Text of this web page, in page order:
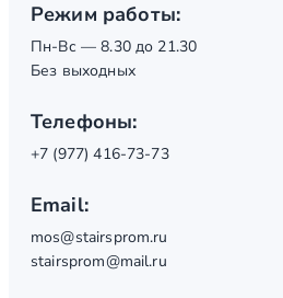
Режим работы:
Пн-Вс — 8.30 до 21.30
Без выходных
Телефоны:
+7 (977) 416-73-73
Email:
mos@stairsprom.ru
stairsprom@mail.ru